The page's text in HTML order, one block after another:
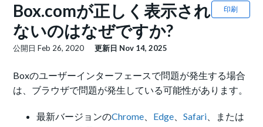
印刷
Box.comが正しく表示され
ないのはなぜですか?
公開日Feb 26, 2020 更新日 Nov 14, 2025
Boxのユーザーインターフェースで問題が発生する場合
は、ブラウザで問題が発生している可能性があります。
最新バージョンのChrome Edge 、Safari 、または